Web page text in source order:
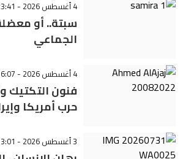
4 أغسطس 2026 - 23:41
سبتة.. أو
الجماعي
4 أغسطس 2026 - 16:07
فنون التكتيك
حرب أمريكا
3 أغسطس 2026 - 13:01